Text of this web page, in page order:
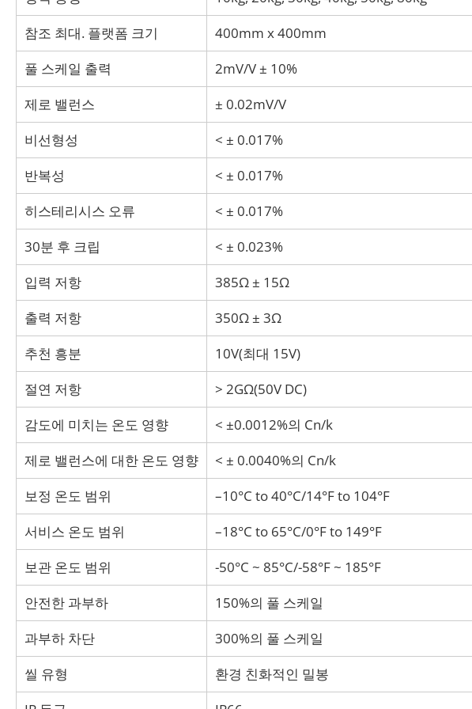
참조 최대. 플랫폼 크기
400mm x 400mm
풀 스케일 출력
2mV/V ± 10%
제로 밸런스
± 0.02mV/V
비선형성
< ± 0.017%
반복성
< ± 0.017%
히스테리시스 오류
< ± 0.017%
30분 후 크립
< ± 0.023%
입력 저항
385Ω ± 15Ω
출력 저항
350Ω ± 3Ω
추천 흥분
10V(최대 15V)
절연 저항
> 2GΩ(50V DC)
감도에 미치는 온도 영향
< ±0.0012%의 Cn/k
제로 밸런스에 대한 온도 영향
< ± 0.0040%의 Cn/k
보정 온도 범위
–10°C to 40°C/14°F to 104°F
서비스 온도 범위
–18°C to 65°C/0°F to 149°F
보관 온도 범위
-50°C ~ 85°C/-58°F ~ 185°F
안전한 과부하
150%의 풀 스케일
과부하 차단
300%의 풀 스케일
씰 유형
환경 친화적인 밀봉